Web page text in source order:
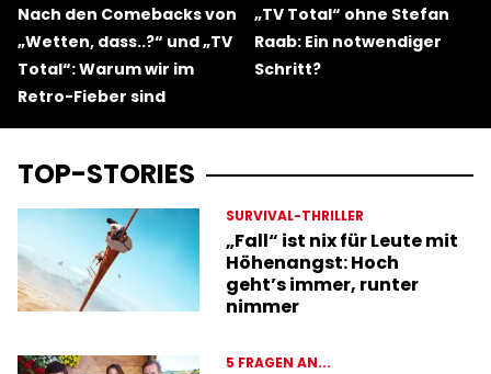
Nach den Comebacks von
„Wetten, dass..?“ und „TV
Total“: Warum wir im
Retro-Fieber sind
„TV Total“ ohne Stefan
Raab: Ein notwendiger
Schritt?
TOP-STORIES
SURVIVAL-THRILLER
„Fall“ ist nix für Leute mit
Höhenangst: Hoch
geht’s immer, runter
nimmer
5 FRAGEN AN...